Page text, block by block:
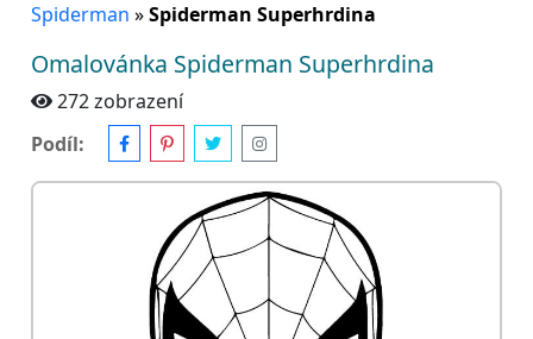
Spiderman »Spiderman Superhrdina
Omalovánka Spiderman Superhrdina
272 zobrazení
Podíl: